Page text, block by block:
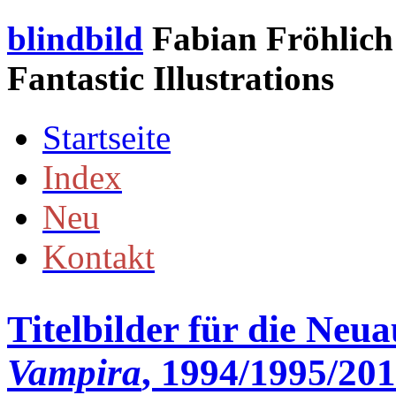
blindbild Fabian
Fantastic Illustrations
Startseite
Index
Neu
Kontakt
Titelbilder für die
Vampira, 1994/1995/